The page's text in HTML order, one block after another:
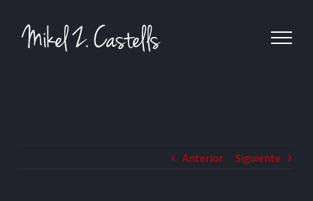
Anterior Siguiente